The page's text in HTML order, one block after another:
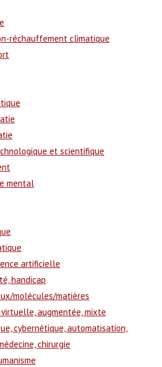
réchauffement climatique
et scientifique
mental
artificielle
handicap
molécules/matières
augmentée, mixte
cybernétique, automatisation,
chirurgie